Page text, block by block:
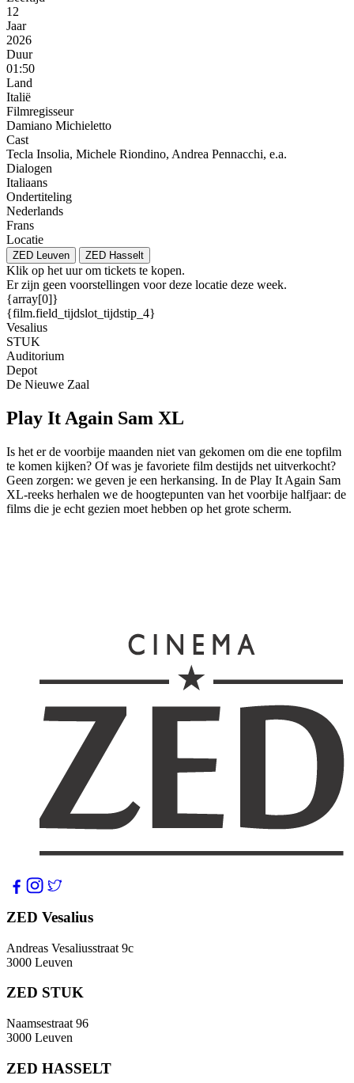
12
Jaar
2026
Duur
01:50
Land
Italië
Filmregisseur
Damiano Michieletto
Cast
Tecla Insolia, Michele Riondino, Andrea Pennacchi, e.a.
Dialogen
Italiaans
Ondertiteling
Nederlands
Frans
Locatie
ZED Leuven ZED Hasselt
Klik op het uur om tickets te kopen.
Er zijn geen voorstellingen voor deze locatie deze week.
{array[0]}
{film.field_tijdslot_tijdstip_4}
Vesalius
STUK
Auditorium
Depot
De Nieuwe Zaal
Play It Again Sam XL
Is het er de voorbije maanden niet van gekomen om die ene topfilm
te komen kijken? Of was je favoriete film destijds net uitverkocht?
Geen zorgen: we geven je een herkansing. In de Play It Again Sam
XL-reeks herhalen we de hoogtepunten van het voorbije halfjaar: de
films die je echt gezien moet hebben op het grote scherm.
ZED Vesalius
Andreas Vesaliusstraat 9c
3000 Leuven
ZED STUK
Naamsestraat 96
3000 Leuven
ZED HASSELT